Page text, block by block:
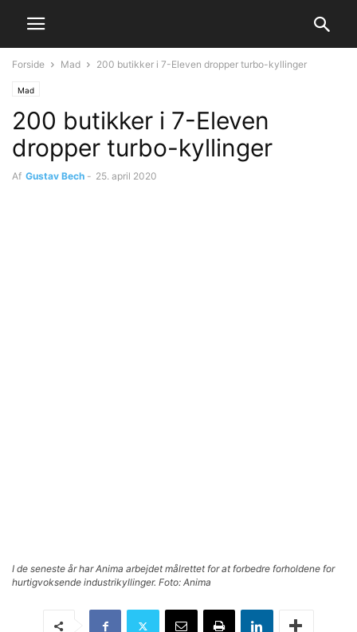
Forside Mad 200 butikker i 7-Eleven dropper turbo-kyllinger
Mad
200 butikker i 7-Eleven
dropper turbo-kyllinger
Af Gustav Bech - 25. april 2020
I de seneste år har Anima arbejdet målrettet for at forbedre forholdene for
hurtigvoksende industrikyllinger. Foto: Anima